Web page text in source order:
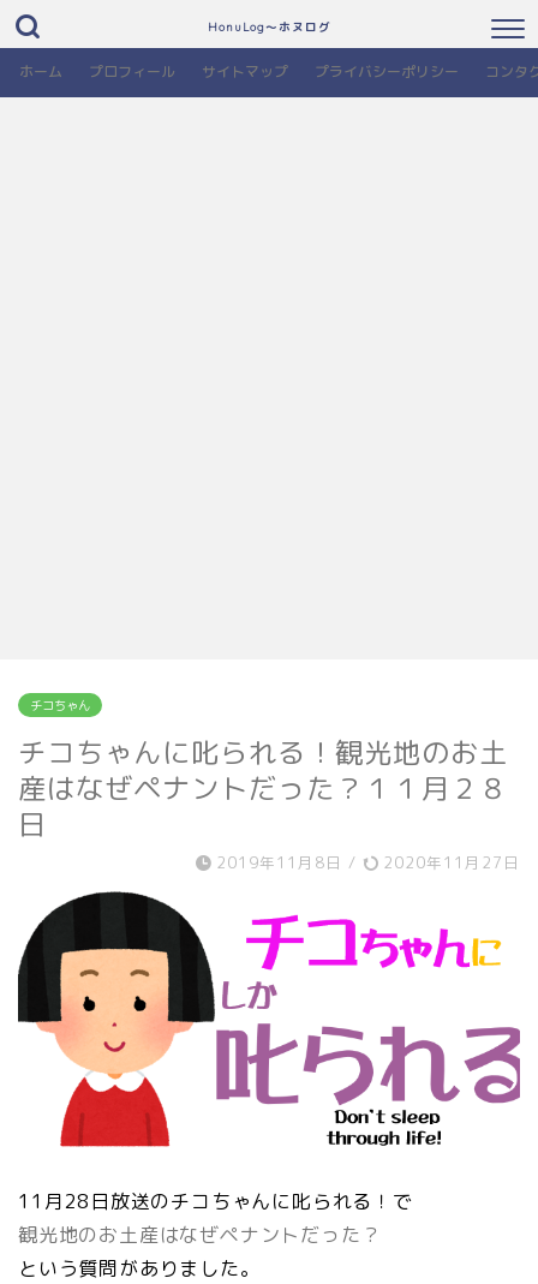
HonuLog～ホヌログ
ホーム プロフィール サイトマップ プライバシーポリシー コンタ
チコちゃん
チコちゃんに叱られる！観光地のお土
産はなぜペナントだった？１１月２８
日
2019年11月8日 / 2020年11月27日
11月28日放送のチコちゃんに叱られる！で
観光地のお土産はなぜペナントだった？
という質問がありました。